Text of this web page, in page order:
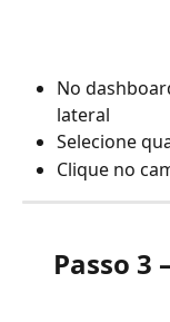
No
lateral
Selecione
Clique no
Passo 3